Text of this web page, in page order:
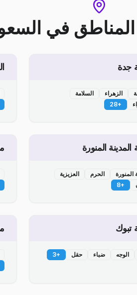
في
جدة
الزهراء
السلامة
+
28
المنورة
المنورة الحرم
العزيزية
+
8
تبوك
الوجه ضباء حقل +
3